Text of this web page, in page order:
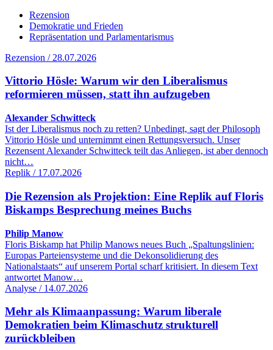
Rezension
Demokratie und Frieden
Repräsentation und Parlamentarismus
Rezension / 28.07.2026
Vittorio Hösle: Warum wir den Liberalismus
reformieren müssen, statt ihn aufzugeben
Alexander Schwitteck
Ist der Liberalismus noch zu retten? Unbedingt, sagt der Philosoph
Vittorio Hösle und unternimmt einen Rettungsversuch. Unser
Rezensent Alexander Schwitteck teilt das Anliegen, ist aber dennoch
nicht…
Replik / 17.07.2026
Die Rezension als Projektion: Eine Replik auf Floris
Biskamps Besprechung meines Buchs
Philip Manow
Floris Biskamp hat Philip Manows neues Buch „Spaltungslinien:
Europas Parteiensysteme und die Dekonsolidierung des
Nationalstaats“ auf unserem Portal scharf kritisiert. In diesem Text
antwortet Manow…
Analyse / 14.07.2026
Mehr als Klimaanpassung: Warum liberale
Demokratien beim Klimaschutz strukturell
zurückbleiben